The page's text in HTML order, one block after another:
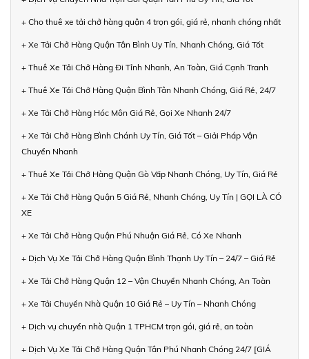
+ Cho thuê xe tải chở hàng quận 4 trọn gói, giá rẻ, nhanh chóng nhất
+ Xe Tải Chở Hàng Quận Tân Bình Uy Tín, Nhanh Chóng, Giá Tốt
+ Thuê Xe Tải Chở Hàng Đi Tỉnh Nhanh, An Toàn, Giá Cạnh Tranh
+ Thuê Xe Tải Chở Hàng Quận Bình Tân Nhanh Chóng, Giá Rẻ, 24/7
+ Xe Tải Chở Hàng Hóc Môn Giá Rẻ, Gọi Xe Nhanh 24/7
+ Xe Tải Chở Hàng Bình Chánh Uy Tín, Giá Tốt – Giải Pháp Vận
Chuyển Nhanh
+ Thuê Xe Tải Chở Hàng Quận Gò Vấp Nhanh Chóng, Uy Tín, Giá Rẻ
+ Xe Tải Chở Hàng Quận 5 Giá Rẻ, Nhanh Chóng, Uy Tín | GỌI LÀ CÓ
XE
+ Xe Tải Chở Hàng Quận Phú Nhuận Giá Rẻ, Có Xe Nhanh
+ Dịch Vụ Xe Tải Chở Hàng Quận Bình Thạnh Uy Tín – 24/7 – Giá Rẻ
+ Xe Tải Chở Hàng Quận 12 – Vận Chuyển Nhanh Chóng, An Toàn
+ Xe Tải Chuyển Nhà Quận 10 Giá Rẻ – Uy Tín – Nhanh Chóng
+ Dịch vụ chuyển nhà Quận 1 TPHCM trọn gói, giá rẻ, an toàn
+ Dịch Vụ Xe Tải Chở Hàng Quận Tân Phú Nhanh Chóng 24/7 [GIÁ